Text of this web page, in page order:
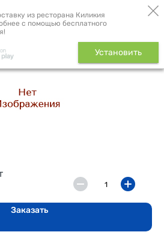
из ресторана Киликия
с помощью бесплатного
Установить
крылышки BBQ,
Заказать
Доставка